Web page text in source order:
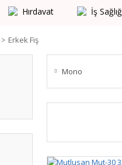
Hırdavat İş
Erkek Fiş
Mono